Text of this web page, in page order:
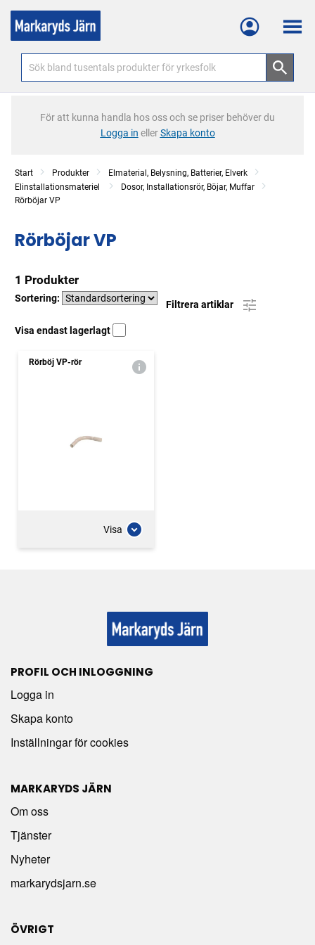
Meny
För att kunna handla hos oss och se priser behöver du
Logga in ellerSkapa konto
Start Produkter
Elmaterial, Belysning, Batterier, Elverk
Elinstallationsmateriel
Dosor, Installationsrör, Böjar, Muffar
Rörböjar VP
Rörböjar VP
1 Produkter
Sortering:
Filtrera artiklar
Visa endast lagerlagt
Rörböj VP-rör
Visa
PROFIL OCH INLOGGNING
Logga in
Skapa konto
Inställningar för cookies
MARKARYDS JÄRN
Om oss
Tjänster
Nyheter
markarydsjarn.se
ÖVRIGT